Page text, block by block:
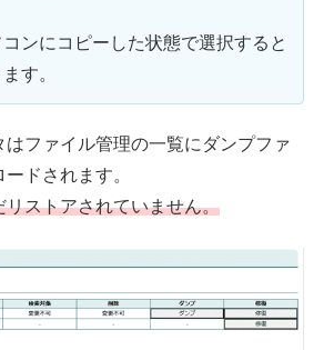
ンにコピーした状態で選択すると
す。
ファイル管理の一覧にダンプファ
ドされます。
リストアされていません。